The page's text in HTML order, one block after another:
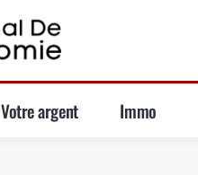
Votre argent Immo